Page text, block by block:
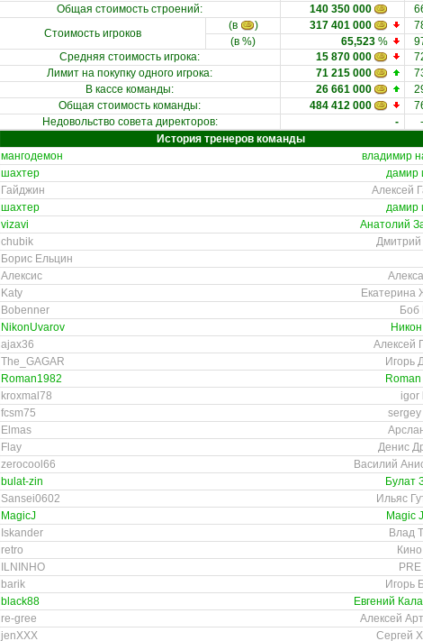
Общая стоимость строений: 140 350 000
Стоимость игроков
(в ) 317 401 000
(в %)
65,523 %
Средняя стоимость игрока: 15 870 000
Лимит на покупку одного игрока: 71 215 000
В кассе команды: 26 661 000
Общая стоимость команды: 484 412 000
Недовольство совета директоров:
- -
История тренеров команды
мангодемон владимир
шахтер дамир
Гайджин Алексей
шахтер дамир
vizavi Анатолий
chubik Дмитрий
Борис Ельцин
Алексис
Katy Екатерина
Bobenner Боб
NikonUvarov
ajax36 Алексей
The_GAGAR Игорь
Roman1982
kroxmal78 igor
fcsm75
Elmas
Flay Денис
zerocool66 Василий
bulat-zin Булат
Sansei0602 Ильяс
MagicJ Magic
Iskander Влад
retro
ILNINHO
barik Игорь
black88 Евгений
re-gree Алексей
jenXXX Сергей